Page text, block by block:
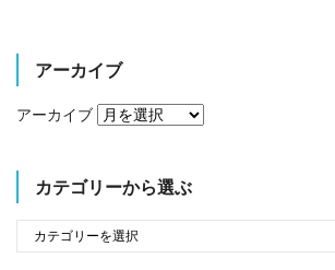
アーカイブ
アーカイブ
カテゴリーから選ぶ